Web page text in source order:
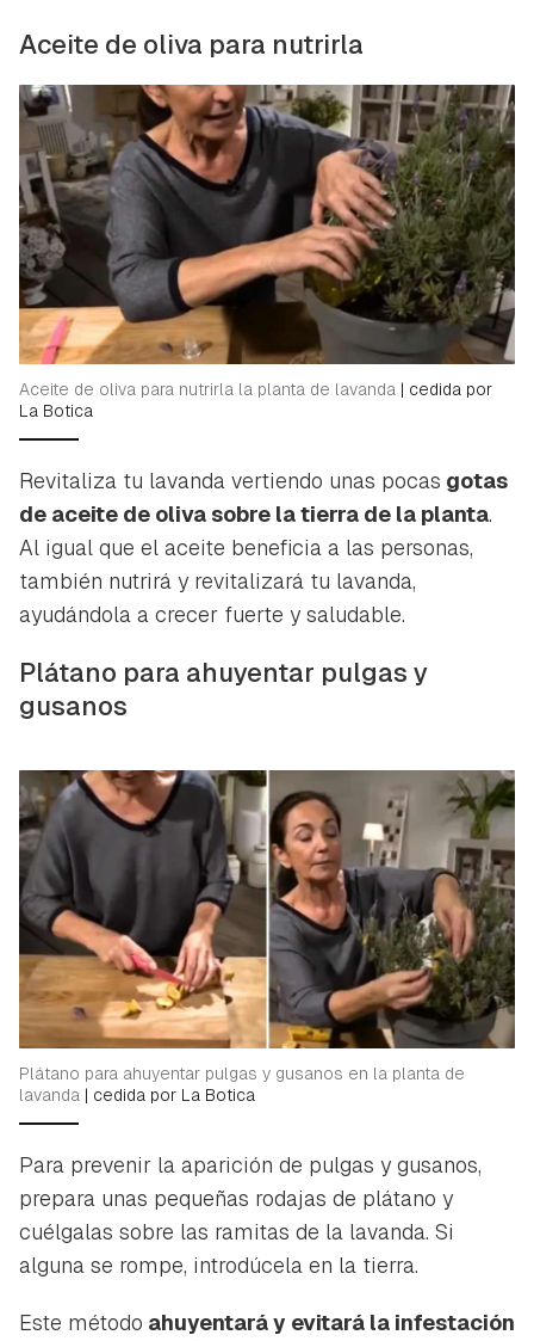
Guardar como favorito
iniciar sesión con tu cuenta de Hogarmanía.
Aceite de oliva para nutrirla
Aceite de oliva para nutrirla la planta de lavanda | cedida por
La Botica
Revitaliza tu lavanda vertiendo unas pocas gotas
de aceite de oliva sobre la tierra de la planta.
Al igual que el aceite beneficia a las personas,
también nutrirá y revitalizará tu lavanda,
ayudándola a crecer fuerte y saludable.
Plátano para ahuyentar pulgas y
gusanos
Plátano para ahuyentar pulgas y gusanos en la planta de
lavanda | cedida por La Botica
Para prevenir la aparición de pulgas y gusanos,
prepara unas pequeñas rodajas de plátano y
cuélgalas sobre las ramitas de la lavanda. Si
alguna se rompe, introdúcela en la tierra.
Este método ahuyentará y evitará la infestación
Contenido enviado
Gracias por suscribirte a nuestro boletín.